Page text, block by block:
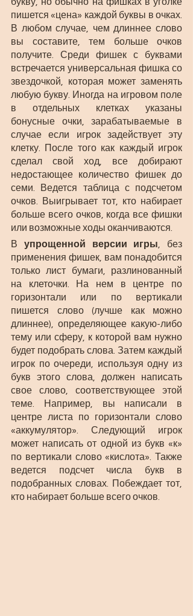
пишется «цена» каждой буквы в очках.
В любом случае, чем длиннее слово
вы составите, тем больше очков
получите. Среди фишек с буквами
встречается универсальная фишка со
звездочкой, которая может заменять
любую букву. Иногда на игровом поле
в отдельных клетках указаны
бонусные очки, зарабатываемые в
случае если игрок задействует эту
клетку. После того как каждый игрок
сделал свой ход, все добирают
недостающее количество фишек до
семи. Ведется таблица с подсчетом
очков. Выигрывает тот, кто набирает
больше всего очков, когда все фишки
или возможные ходы оканчиваются.
В упрощенной версии игры , без
применения фишек, вам понадобится
только лист бумаги, разлинованный
на клеточки. На нем в центре по
горизонтали или по вертикали
пишется слово (лучше как можно
длиннее), определяющее какую-либо
тему или сферу, к которой вам нужно
будет подобрать слова. Затем каждый
игрок по очереди, используя одну из
букв этого слова, должен написать
свое слово, соответствующее этой
теме. Например, вы написали в
центре листа по горизонтали слово
«аккумулятор». Следующий игрок
может написать от одной из букв «к»
по вертикали слово «кислота». Также
ведется подсчет числа букв в
подобранных словах. Побеждает тот,
кто набирает больше всего очков.